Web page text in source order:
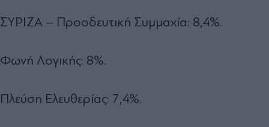
ΣΥΡΙΖΑ – Προοδευτική Συμμαχία: 8,4%.
Φωνή Λογικής: 8%.
Πλεύση Ελευθερίας: 7,4%.